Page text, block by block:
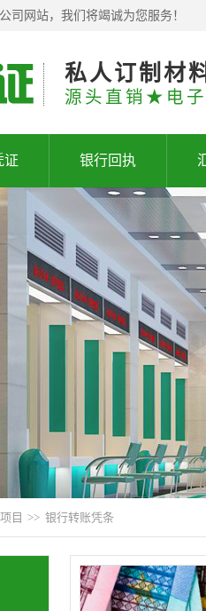
司网站，我们将竭诚为您服务！
私人订制材
源头直销★电
证 银行回执
目 >> 银行转账凭条